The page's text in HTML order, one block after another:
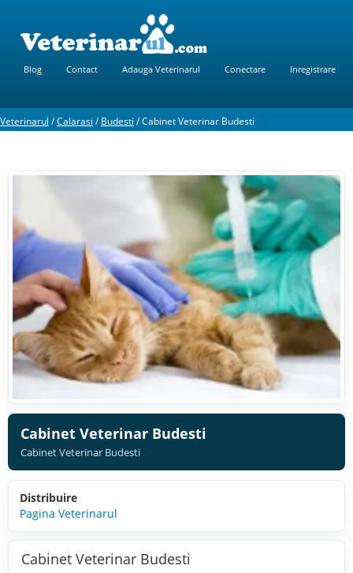
Blog Contact Adauga Veterinarul Conectare Inregistrare
Veterinarul /Calarasi /Budesti /Cabinet Veterinar Budesti
Cabinet Veterinar Budesti
Cabinet Veterinar Budesti
Distribuire
Pagina Veterinarul
Cabinet Veterinar Budesti